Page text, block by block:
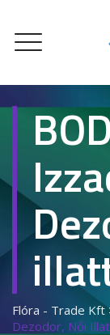
Flóra - Trade Kft
Dezodor, Női